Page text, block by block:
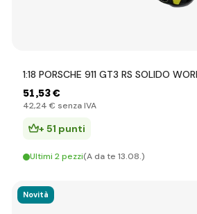
1:18 PORSCHE 911 GT3 RS SOLIDO
51,53 €
42,24 € senza IVA
+ 51 punti
Ultimi 2 pezzi(A da te 13.08.)
Novità